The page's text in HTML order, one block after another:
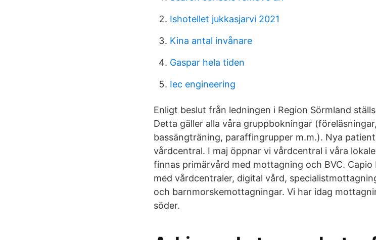
Ishotellet jukkasjarvi 2021
Kina antal invånare
Gaspar hela tiden
Iec engineering
Enligt beslut från ledningen i Region Sörmland
Detta gäller alla våra gruppbokningar
bassängträning, paraffingrupper m.m.). Nya
vårdcentral. I maj öppnar vi vårdcentral i våra
finnas primärvård med mottagning och BVC.
med vårdcentraler, digital vård,
och barnmorskemottagningar. Vi har idag
söder.